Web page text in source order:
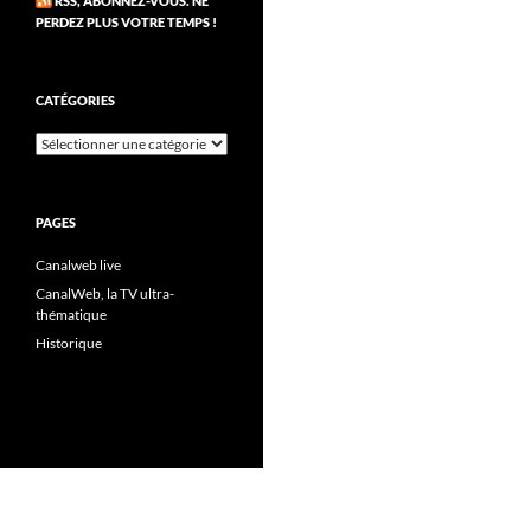
PERDEZ PLUS VOTRE TEMPS !
CATÉGORIES
Catégories
PAGES
Canalweb live
CanalWeb, la TV ultra-
thématique
Historique